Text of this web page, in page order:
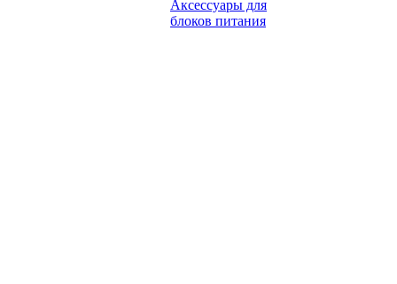
Аксессуары для
блоков питания